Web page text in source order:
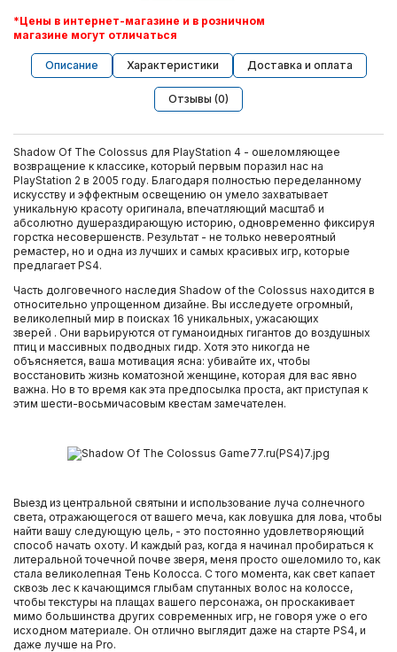
*Цены в интернет-магазине и в розничном
магазине могут отличаться
Описание Характеристики Доставка и оплата
Отзывы (0)
Shadow Of The Colossus для PlayStation 4 - ошеломляющее
возвращение к классике, который первым поразил нас на
PlayStation 2 в 2005 году. Благодаря полностью переделанному
искусству и эффектным освещению он умело захватывает
уникальную красоту оригинала, впечатляющий масштаб и
абсолютно душераздирающую историю, одновременно фиксируя
горстка несовершенств. Результат - не только невероятный
ремастер, но и одна из лучших и самых красивых игр, которые
предлагает PS4.
Часть долговечного наследия Shadow of the Colossus находится в
относительно упрощенном дизайне. Вы исследуете огромный,
великолепный мир в поисках 16 уникальных, ужасающих
зверей . Они варьируются от гуманоидных гигантов до воздушных
птиц и массивных подводных гидр. Хотя это никогда не
объясняется, ваша мотивация ясна: убивайте их, чтобы
восстановить жизнь коматозной женщине, которая для вас явно
важна. Но в то время как эта предпосылка проста, акт приступая к
этим шести-восьмичасовым квестам замечателен.
Выезд из центральной святыни и использование луча солнечного
света, отражающегося от вашего меча, как ловушка для лова, чтобы
найти вашу следующую цель, - это постоянно удовлетворяющий
способ начать охоту. И каждый раз, когда я начинал пробираться к
литеральной точечной почве зверя, меня просто ошеломило то, как
стала великолепная Тень Колосса. С того момента, как свет капает
сквозь лес к качающимся глыбам спутанных волос на колоссе,
чтобы текстуры на плащах вашего персонажа, он проскакивает
мимо большинства других современных игр, не говоря уже о его
исходном материале. Он отлично выглядит даже на старте PS4, и
даже лучше на Pro.